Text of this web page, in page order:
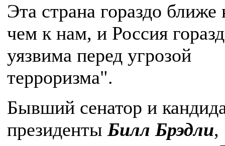
Эта страна гораздо
чем к нам, и Россия
уязвима перед угрозой
терроризма".
Бывший сенатор и
президенты Билл Брэдли,